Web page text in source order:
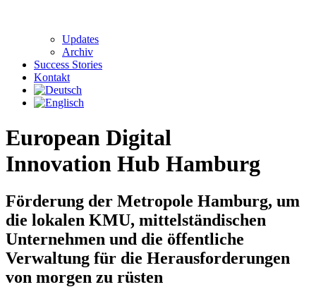
Updates
Archiv
Success Stories
Kontakt
European Digital
Innovation Hub Hamburg
Förderung der Metropole Hamburg, um
die lokalen KMU, mittelständischen
Unternehmen und die öffentliche
Verwaltung für die Herausforderungen
von morgen zu rüsten